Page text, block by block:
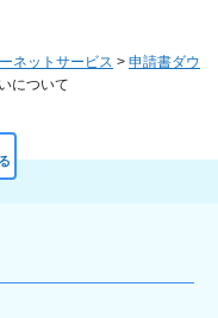
ネットサービス > 申請書ダウ
について